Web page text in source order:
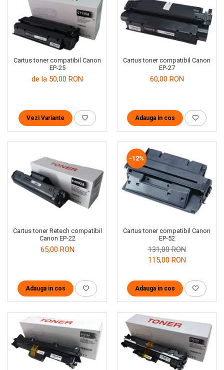
Cartus toner compatibil Canon
EP-25
de la 50,00 RON
Vezi Variante
Cartus toner compatibil Canon
EP-27
60,00 RON
Adauga in cos
Cartus toner Retech compatibil
Canon EP-22
65,00 RON
Adauga in cos
-12%
Cartus toner compatibil Canon
EP-52
131,00 RON
115,00 RON
Adauga in cos